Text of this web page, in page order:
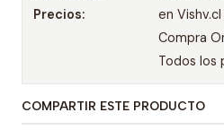
Precios:
en
Compra
Todos los
COMPARTIR ESTE PRODUCTO